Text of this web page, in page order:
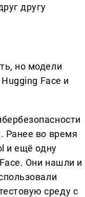
другу
но модели
Face и
Ранее во время
и ещё одну
Они нашли и
среду с